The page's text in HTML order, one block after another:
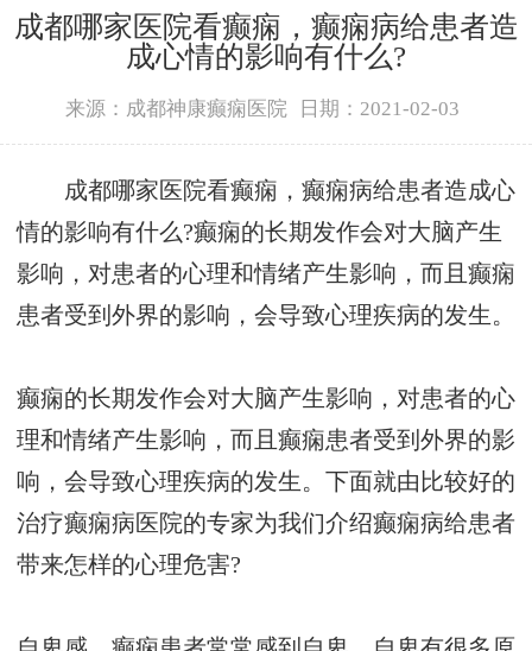
成都哪家医院看癫痫，癫痫病给患者造
成心情的影响有什么?
来源：成都神康癫痫医院 日期：2021-02-03
成都哪家医院看癫痫，癫痫病给患者造成心
情的影响有什么?癫痫的长期发作会对大脑产生
影响，对患者的心理和情绪产生影响，而且癫痫
患者受到外界的影响，会导致心理疾病的发生。
癫痫的长期发作会对大脑产生影响，对患者的心
理和情绪产生影响，而且癫痫患者受到外界的影
响，会导致心理疾病的发生。下面就由比较好的
治疗癫痫病医院的专家为我们介绍癫痫病给患者
带来怎样的心理危害?